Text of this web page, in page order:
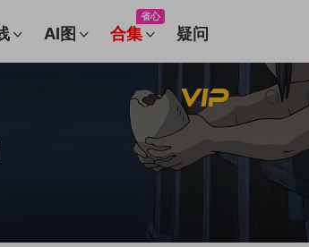
AI图 合集
省心
疑问